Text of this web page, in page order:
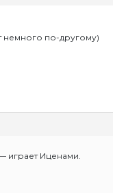
немного по-другому)
играет Иценами.